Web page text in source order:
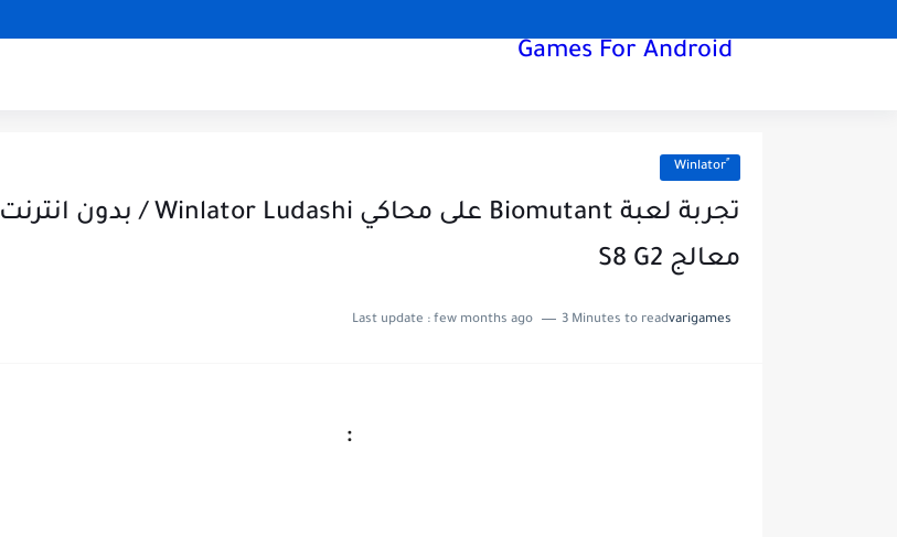
Games For Android
تجربة لعبة Biomutant على محاكي Winlator Ludashi / بدون انترنت
معالج S8 G2
varigames
Last update : few months ago 3 Minutes to read
: